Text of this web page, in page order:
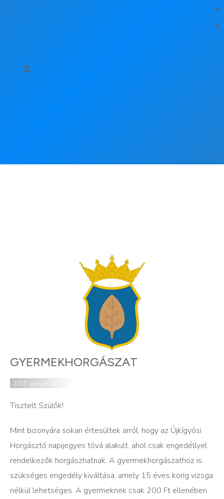
GYERMEKHORGÁSZAT
2017. január 05.
Tisztelt Szülők!
Mint bizonyára sokan értesültek arról, hogy az Újkígyósi
Horgásztó napijegyes tóvá alakult, ahol csak engedéllyel
rendelkezők horgászhatnak. A gyermekhorgászathoz is
szükséges engedély kiváltása, amely 15 éves korig vizsga
nélkül lehetséges. A gyermeknek csak 200 Ft ellenében